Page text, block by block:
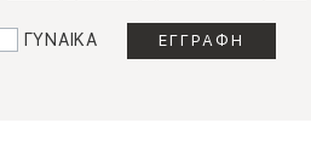
ΓΥΝΑΙΚΑ